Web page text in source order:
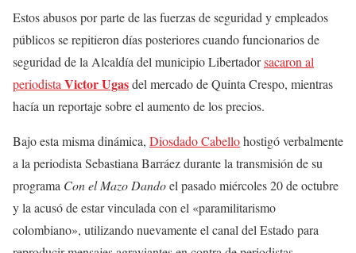
Estos abusos por parte de las fuerzas de seguridad y empleados
públicos se repitieron días posteriores cuando funcionarios de
seguridad de la Alcaldía del municipio Libertadorsacaron al
periodista Victor Ugasdel mercado de Quinta Crespo, mientras
hacía un reportaje sobre el aumento de los precios.
Bajo esta misma dinámica, Diosdado Cabellohostigó verbalmente
a la periodista Sebastiana Barráez durante la transmisión de su
programa Con el Mazo Dandoel pasado miércoles 20 de octubre
y la acusó de estar vinculada con el «paramilitarismo
colombiano», utilizando nuevamente el canal del Estado para